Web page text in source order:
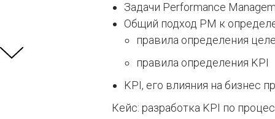
Задачи Performance
Общий подход РМ к
правила определения
правила определения KPI
KPI, его влияния на бизнес
Кейс: разработка KPI по